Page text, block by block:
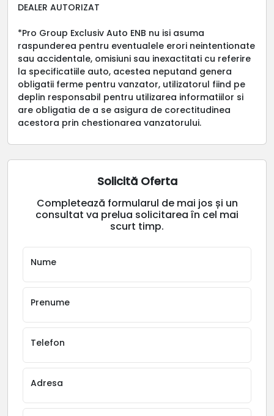
DEALER AUTORIZAT
*Pro Group Exclusiv Auto ENB nu isi asuma
raspunderea pentru eventualele erori neintentionate
sau accidentale, omisiuni sau inexactitati cu referire
la specificatiile auto, acestea neputand genera
obligatii ferme pentru vanzator, utilizatorul fiind pe
deplin responsabil pentru utilizarea informatiilor si
are obligatia de a se asigura de corectitudinea
acestora prin chestionarea vanzatorului.
Solicită Oferta
Completează formularul de mai jos și un
consultat va prelua solicitarea în cel mai
scurt timp.
Nume
Prenume
Telefon
Adresa